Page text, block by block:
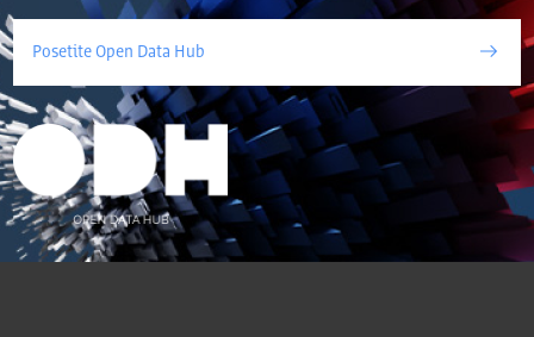
Posetite Open Data Hub